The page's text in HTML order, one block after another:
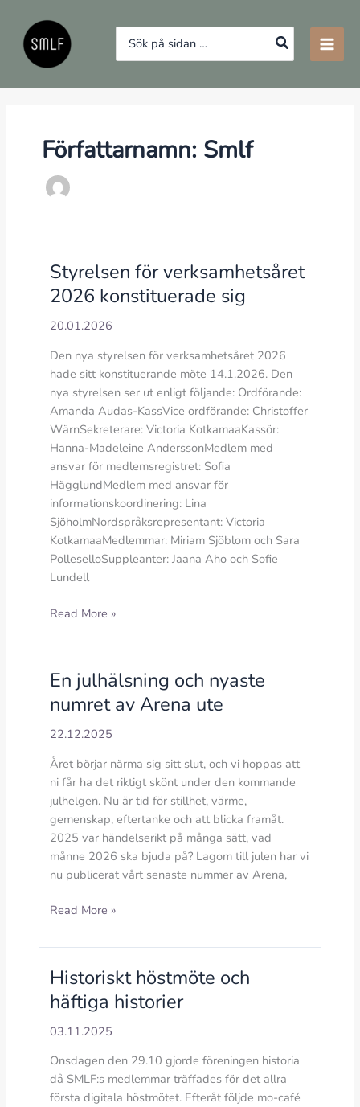
innehåll
Search
for:
Författarnamn: Smlf
Styrelsen för verksamhetsåret
2026 konstituerade sig
20.01.2026
Den nya styrelsen för verksamhetsåret 2026
hade sitt konstituerande möte 14.1.2026. Den
nya styrelsen ser ut enligt följande: Ordförande:
Amanda Audas-KassVice ordförande: Christoffer
WärnSekreterare: Victoria KotkamaaKassör:
Hanna-Madeleine AnderssonMedlem med
ansvar för medlemsregistret: Sofia
HägglundMedlem med ansvar för
informationskoordinering: Lina
SjöholmNordspråksrepresentant: Victoria
KotkamaaMedlemmar: Miriam Sjöblom och Sara
PolleselloSuppleanter: Jaana Aho och Sofie
Lundell
Styrelsen
verksamhetsåret
konstituerade
sig
Read More »
En julhälsning och nyaste
numret av Arena ute
22.12.2025
Året börjar närma sig sitt slut, och vi hoppas att
ni får ha det riktigt skönt under den kommande
julhelgen. Nu är tid för stillhet, värme,
gemenskap, eftertanke och att blicka framåt.
2025 var händelserikt på många sätt, vad
månne 2026 ska bjuda på? Lagom till julen har vi
nu publicerat vårt senaste nummer av Arena,
En
och
numret
av
ute
Read More »
Historiskt höstmöte och
häftiga historier
03.11.2025
Onsdagen den 29.10 gjorde föreningen historia
då SMLF:s medlemmar träffades för det allra
första digitala höstmötet. Efteråt följde mo-café